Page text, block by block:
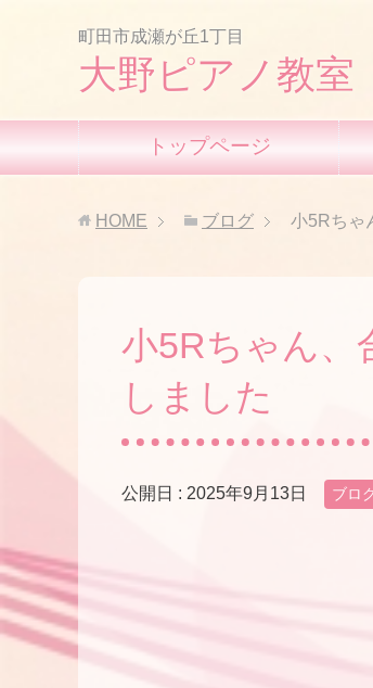
町田市成瀬が丘1丁目
大野ピアノ教室
トップページ
HOME ブログ 小5Rちゃ
小5Rちゃん、
しました
公開日 : 2025年9月13日 ブロ